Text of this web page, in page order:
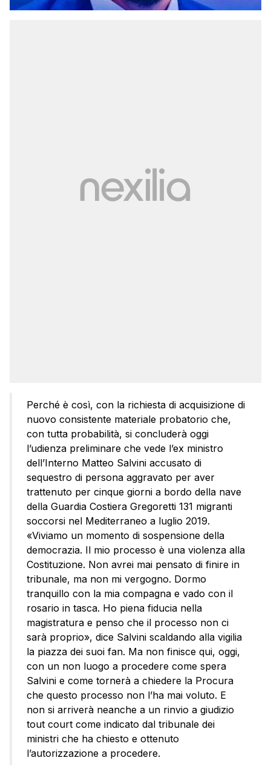
Perché è così, con la richiesta di acquisizione di
nuovo consistente materiale probatorio che,
con tutta probabilità, si concluderà oggi
l’udienza preliminare che vede l’ex ministro
dell’Interno Matteo Salvini accusato di
sequestro di persona aggravato per aver
trattenuto per cinque giorni a bordo della nave
della Guardia Costiera Gregoretti 131 migranti
soccorsi nel Mediterraneo a luglio 2019.
«Viviamo un momento di sospensione della
democrazia. Il mio processo è una violenza alla
Costituzione. Non avrei mai pensato di finire in
tribunale, ma non mi vergogno. Dormo
tranquillo con la mia compagna e vado con il
rosario in tasca. Ho piena fiducia nella
magistratura e penso che il processo non ci
sarà proprio», dice Salvini scaldando alla vigilia
la piazza dei suoi fan. Ma non finisce qui, oggi,
con un non luogo a procedere come spera
Salvini e come tornerà a chiedere la Procura
che questo processo non l’ha mai voluto. E
non si arriverà neanche a un rinvio a giudizio
tout court come indicato dal tribunale dei
ministri che ha chiesto e ottenuto
l’autorizzazione a procedere.